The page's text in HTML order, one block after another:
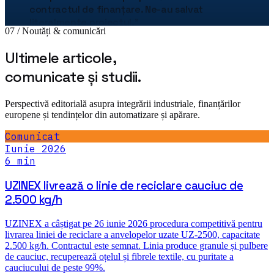
literalmente proiectul."
Bogdan Stan
★★★★★
„Echipa de ingineri Uzinex ne-a ajutat să
Adrian Tudor
★★★★★
„Linia robotizată de paletizare ne-a redus
a fost impecabilă."
Andrei Popescu
Plant Manager · Auto Components SRL
★★★★★
„Am echipat 3 depozite cu motostivuitoare
Uzinex. Service-ul este disponibil 24/7.
07 / Noutăți & comunicări
Ultimele articole,
comunicate și studii.
Perspectivă editorială asupra integrării industriale, finanțărilor
europene și tendințelor din automatizare și apărare.
Comunicat
Iunie 2026